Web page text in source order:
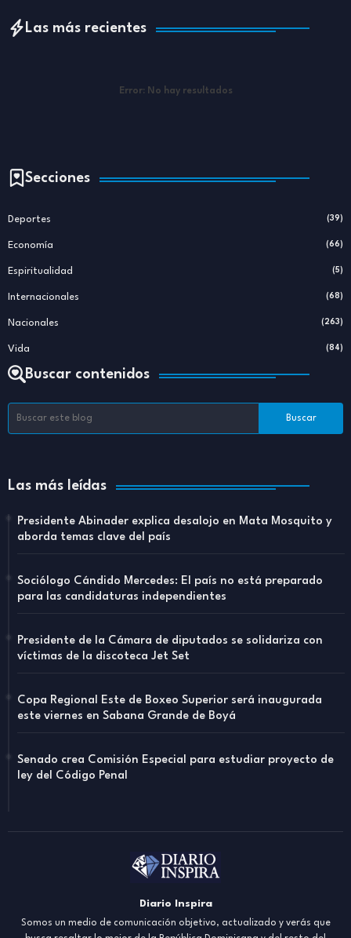
Las más recientes
Error: No hay resultados
Secciones
Deportes (39)
Economía (66)
Espiritualidad (5)
Internacionales (68)
Nacionales (263)
Vida (84)
Buscar contenidos
Las más leídas
Presidente Abinader explica desalojo en Mata Mosquito y
aborda temas clave del país
Sociólogo Cándido Mercedes: El país no está preparado
para las candidaturas independientes
Presidente de la Cámara de diputados se solidariza con
víctimas de la discoteca Jet Set
Copa Regional Este de Boxeo Superior será inaugurada
este viernes en Sabana Grande de Boyá
Senado crea Comisión Especial para estudiar proyecto de
ley del Código Penal
Diario Inspira
Somos un medio de comunicación objetivo, actualizado y verás que